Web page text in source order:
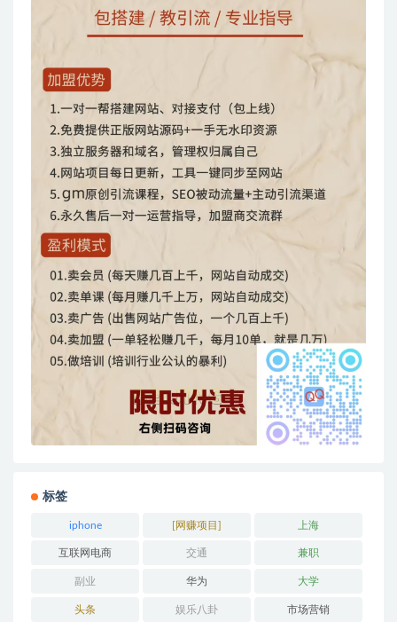
标签
iphone [网赚项目] 上海
互联网电商 交通 兼职
副业 华为 大学
头条 娱乐八卦 市场营销